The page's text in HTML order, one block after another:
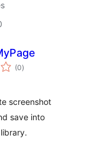
(0puntuacions
totals
)
screenshot
save into